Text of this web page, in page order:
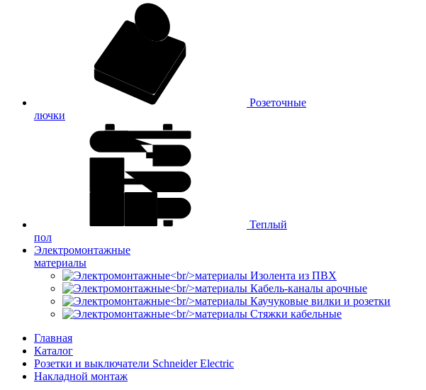
Розеточные
лючки
Теплый
пол
Электромонтажные
материалы
Изолента из ПВХ
Кабель-каналы арочные
Каучуковые вилки и розетки
Стяжки кабельные
Главная
Каталог
Розетки и выключатели Schneider Electric
Накладной монтаж